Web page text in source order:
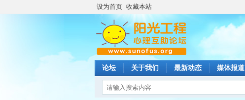
设为首页 收藏本站
论坛 关于我们 最新动态 媒体报道